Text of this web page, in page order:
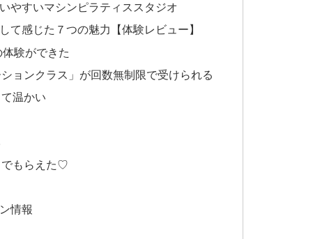
やすいマシンピラティススタジオ
て感じた７つの魅力【体験レビュー】
験ができた
ョンクラス」が回数無制限で受けられる
温かい
もらえた♡
情報